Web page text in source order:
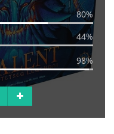
80%
44%
98%